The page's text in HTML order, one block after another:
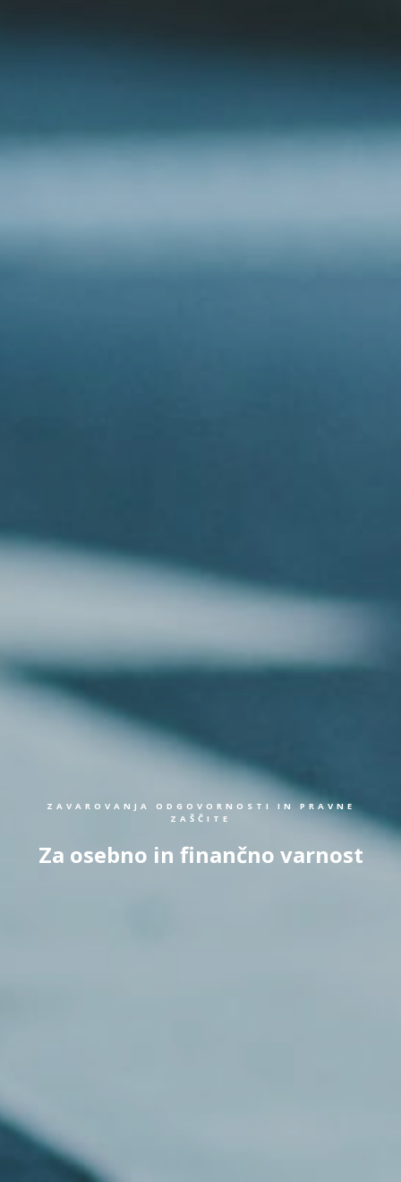
ZAVAROVANJA ODGOVORNOSTI IN PRAVNE
ZAŠČITE
Za osebno in finančno varnost